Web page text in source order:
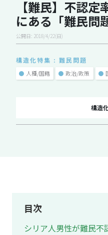
【難民】不認
にある「難民問
公開日: 2018/4/22(日)
構造化特集 : 難民問題
● 人種/国籍 ● 政治/政策 ●
構造
目次
シリア人男性が難民不